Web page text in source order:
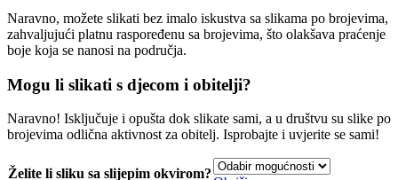
Naravno, možete slikati bez imalo iskustva sa slikama po brojevima,
zahvaljujući platnu raspoređenu sa brojevima, što olakšava praćenje
boje koja se nanosi na područja.
Mogu li slikati s djecom i obitelji?
Naravno! Isključuje i opušta dok slikate sami, a u društvu su slike po
brojevima odlična aktivnost za obitelj. Isprobajte i uvjerite se sami!
Želite li sliku sa slijepim okvirom?